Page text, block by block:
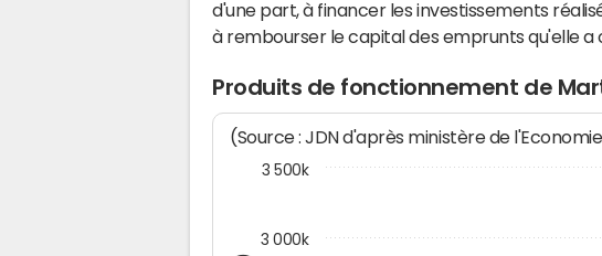
d'une part, à financer les investissements
à rembourser le capital des emprunts qu'elle a
Produits de fonctionnement de
(Source : JDN d'après ministère de
3 000k
3 500k